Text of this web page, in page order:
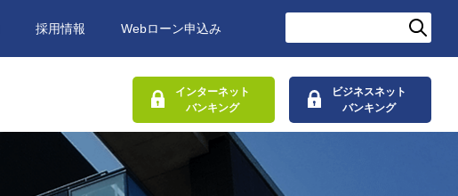
採用情報 Webローン申込み
インターネット
バンキング
ビジネスネット
バンキング